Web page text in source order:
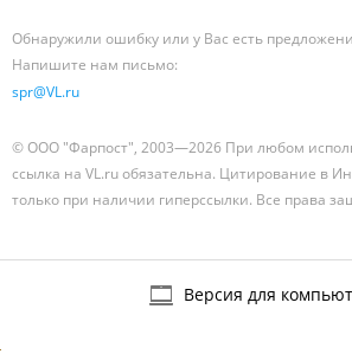
Обнаружили ошибку или у Вас есть
Напишите нам письмо:
spr@VL.ru
© ООО "Фарпост", 2003—2026 При любом
ссылка на VL.ru обязательна. Цитирование в
только при наличии гиперссылки. Все права
Версия для